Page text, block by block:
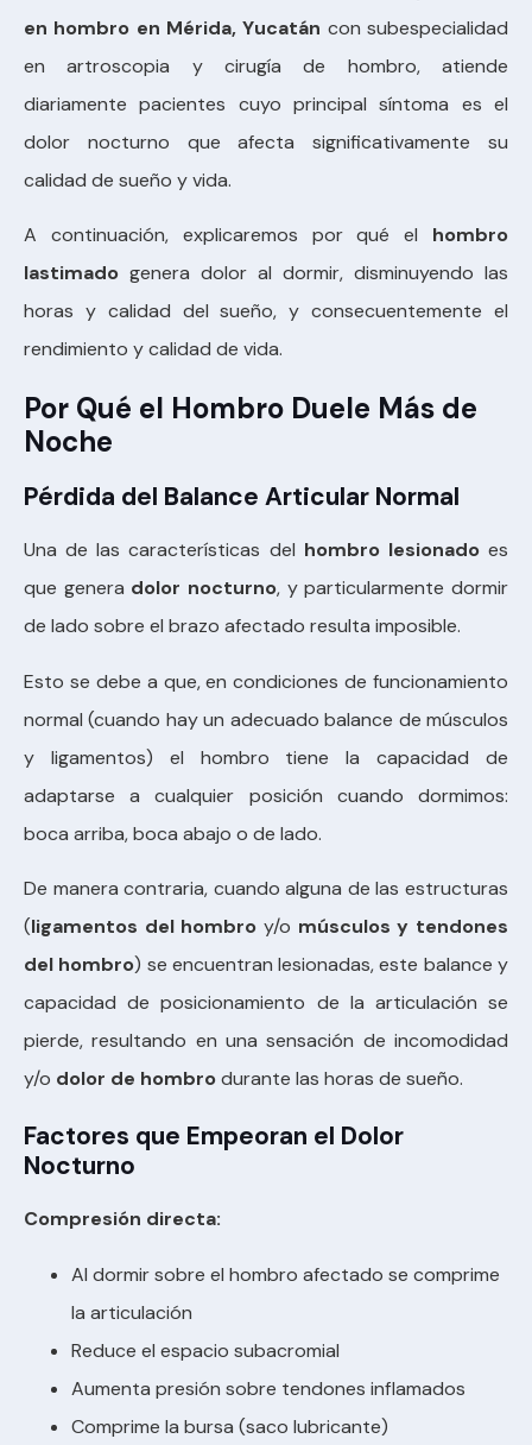
en hombro en Mérida, Yucatán con subespecialidad
en artroscopia y cirugía de hombro, atiende
diariamente pacientes cuyo principal síntoma es el
dolor nocturno que afecta significativamente su
calidad de sueño y vida.
A continuación, explicaremos por qué el hombro
lastimado genera dolor al dormir, disminuyendo las
horas y calidad del sueño, y consecuentemente el
rendimiento y calidad de vida.
Por Qué el Hombro Duele Más de
Noche
Pérdida del Balance Articular Normal
Una de las características del hombro lesionadoes
que genera dolor nocturno, y particularmente dormir
de lado sobre el brazo afectado resulta imposible.
Esto se debe a que, en condiciones de funcionamiento
normal (cuando hay un adecuado balance de músculos
y ligamentos) el hombro tiene la capacidad de
adaptarse a cualquier posición cuando dormimos:
boca arriba, boca abajo o de lado.
De manera contraria, cuando alguna de las estructuras
(ligamentos del hombro y/o músculos y tendones
del hombro) se encuentran lesionadas, este balance y
capacidad de posicionamiento de la articulación se
pierde, resultando en una sensación de incomodidad
y/o dolor de hombrodurante las horas de sueño.
Factores que Empeoran el Dolor
Nocturno
Compresión directa:
Al dormir sobre el hombro afectado se comprime
la articulación
Reduce el espacio subacromial
Aumenta presión sobre tendones inflamados
Comprime la bursa (saco lubricante)